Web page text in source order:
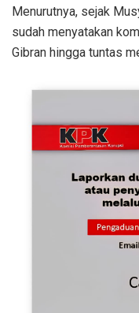
Menurutnya, sejak
sudah menyatakan
Gibran hingga tuntas